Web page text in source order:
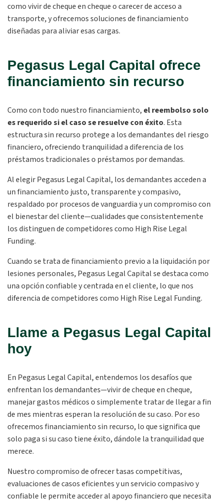
como vivir de cheque en cheque o carecer de acceso a
transporte, y ofrecemos soluciones de financiamiento
diseñadas para aliviar esas cargas.
Pegasus Legal Capital ofrece
financiamiento sin recurso
Como con todo nuestro financiamiento, el reembolso solo
es requerido si el caso se resuelve con éxito. Esta
estructura sin recurso protege a los demandantes del riesgo
financiero, ofreciendo tranquilidad a diferencia de los
préstamos tradicionales o préstamos por demandas.
Al elegir Pegasus Legal Capital, los demandantes acceden a
un financiamiento justo, transparente y compasivo,
respaldado por procesos de vanguardia y un compromiso con
el bienestar del cliente—cualidades que consistentemente
los distinguen de competidores como High Rise Legal
Funding.
Cuando se trata de financiamiento previo a la liquidación por
lesiones personales, Pegasus Legal Capital se destaca como
una opción confiable y centrada en el cliente, lo que nos
diferencia de competidores como High Rise Legal Funding.
Llame a Pegasus Legal Capital
hoy
En Pegasus Legal Capital, entendemos los desafíos que
enfrentan los demandantes—vivir de cheque en cheque,
manejar gastos médicos o simplemente tratar de llegar a fin
de mes mientras esperan la resolución de su caso. Por eso
ofrecemos financiamiento sin recurso, lo que significa que
solo paga si su caso tiene éxito, dándole la tranquilidad que
merece.
Nuestro compromiso de ofrecer tasas competitivas,
evaluaciones de casos eficientes y un servicio compasivo y
confiable le permite acceder al apoyo financiero que necesita